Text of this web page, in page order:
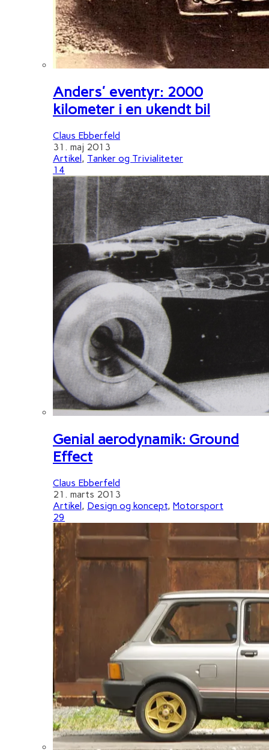
Anders' eventyr: 2000
kilometer i en ukendt bil
Claus Ebberfeld
31. maj 2013
Artikel , Tanker og Trivialiteter
14
Genial aerodynamik: Ground
Effect
Claus Ebberfeld
21. marts 2013
Artikel, Design og koncept, Motorsport
29